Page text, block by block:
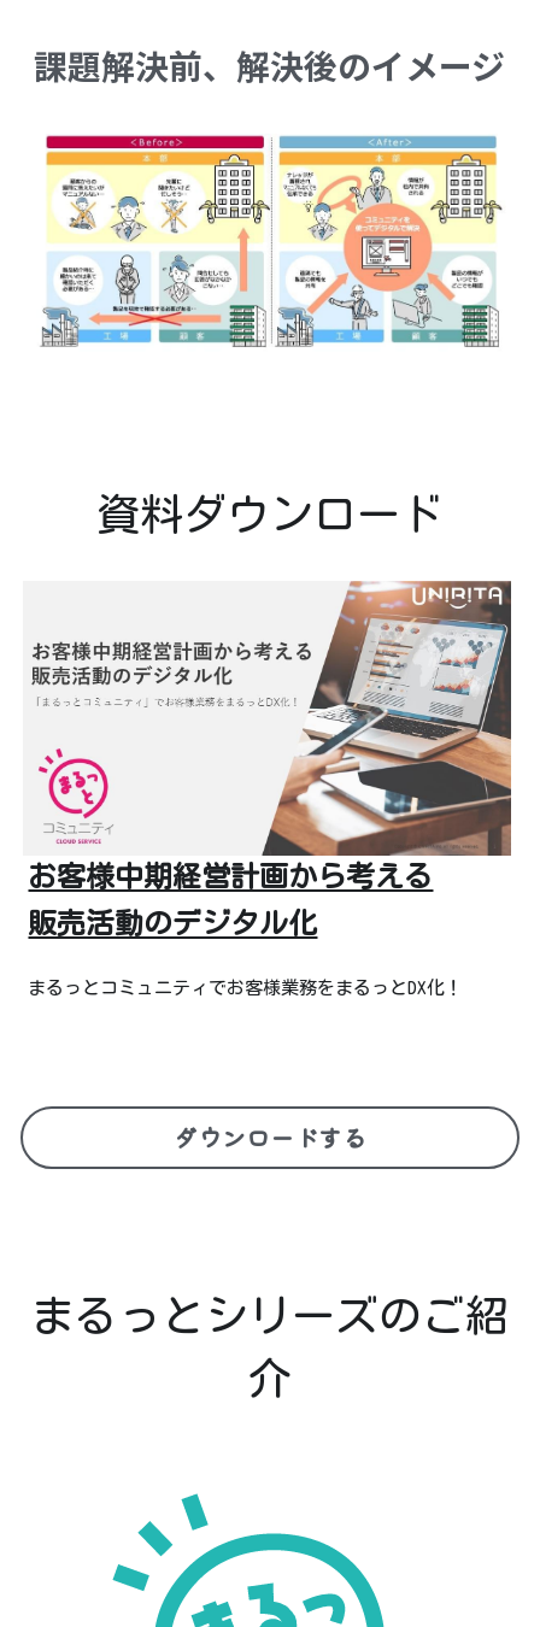
課題解決前、解決後のイメージ
資料ダウンロード
お客様中期経営計画から考える
販売活動のデジタル化
まるっとコミュニティでお客様業務をまるっとDX化！
ダウンロードする
まるっとシリーズのご紹
介